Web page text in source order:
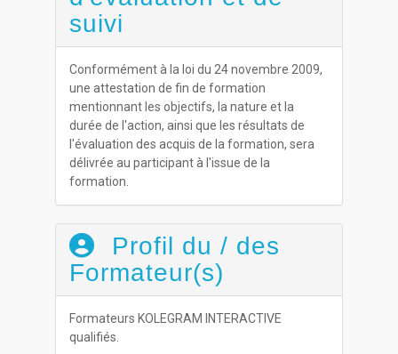
suivi
Conformément à la loi du 24 novembre 2009,
une attestation de fin de formation
mentionnant les objectifs, la nature et la
durée de l'action, ainsi que les résultats de
l'évaluation des acquis de la formation, sera
délivrée au participant à l'issue de la
formation.
Profil du / des
Formateur(s)
Formateurs KOLEGRAM INTERACTIVE
qualifiés.